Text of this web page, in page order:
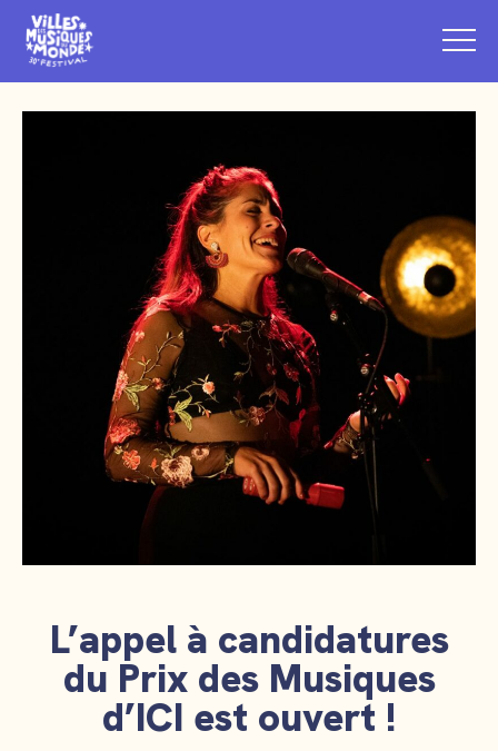
L’appel à candidatures
du Prix des Musiques
d’ICI est ouvert !